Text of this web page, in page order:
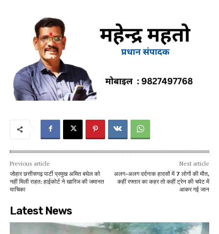
Previous article
जोहार छत्तीसगढ़ पार्टी प्रमुख अमित बघेल को
नहीं मिली राहत: हाईकोर्ट ने खारिज की जमानत
याचिका
Next article
अलग-अलग दर्दनाक हादसों में 7 लोगों की मौत,
कहीं रफ्तार का कहर तो कहीं ट्रेन की चपेट में
आकर गई जान
Latest News